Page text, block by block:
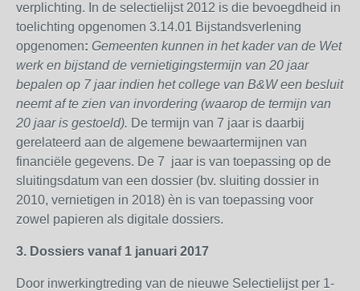
verplichting. In de selectielijst 2012 is die bevoegdheid in
toelichting opgenomen 3.14.01 Bijstandsverlening
opgenomen: Gemeenten kunnen in het kader van de Wet
werk en bijstand de vernietigingstermijn van 20 jaar
bepalen op 7 jaar indien het college van B&W een besluit
neemt af te zien van invordering (waarop de termijn van
20 jaar is gestoeld). De termijn van 7 jaar is daarbij
gerelateerd aan de algemene bewaartermijnen van
financiële gegevens. De 7 jaar is van toepassing op de
sluitingsdatum van een dossier (bv. sluiting dossier in
2010, vernietigen in 2018) èn is van toepassing voor
zowel papieren als digitale dossiers.
3. Dossiers vanaf 1 januari 2017
Door inwerkingtreding van de nieuwe Selectielijst per 1-